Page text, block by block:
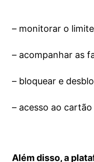
– monitorar o
– acompanhar as
– bloquear e
– acesso ao
Além disso, a